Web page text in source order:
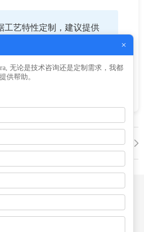
工艺特性定制，建议提供
养基组成和目标产物浓度
后再与益腾沟通制作事
发酵罐
公司
镇北环路28号
×
无论是技术咨询还是定制需求，我都
供帮助。